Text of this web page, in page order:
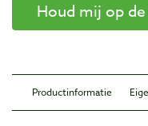
Houd mij op
Productinformatie